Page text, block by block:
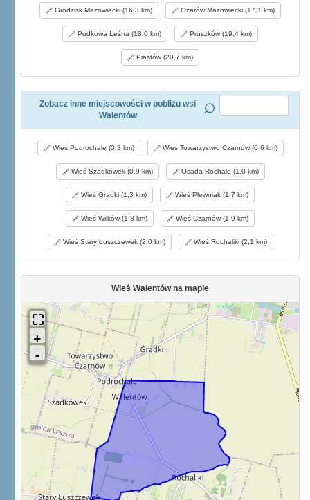
Grodzisk Mazowiecki (16,3 km) Ożarów Mazowiecki (17,1 km)
Podkowa Leśna (18,0 km) Pruszków (19,4 km)
Piastów (20,7 km)
Zobacz inne miejscowości w pobliżu wsi
Walentów
Wieś Podrochale (0,3 km) Wieś Towarzystwo Czarnów (0,6 km)
Wieś Szadkówek (0,9 km) Osada Rochale (1,0 km)
Wieś Grądki (1,3 km) Wieś Plewniak (1,7 km)
Wieś Wilków (1,8 km) Wieś Czarnów (1,9 km)
Wieś Stary Łuszczewek (2,0 km) Wieś Rochaliki (2,1 km)
Wieś Walentów na mapie